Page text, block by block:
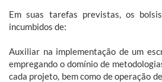
Em suas tarefas previstas, os
incumbidos de:
Auxiliar na implementação de um
empregando o domínio de
cada projeto, bem como de operação